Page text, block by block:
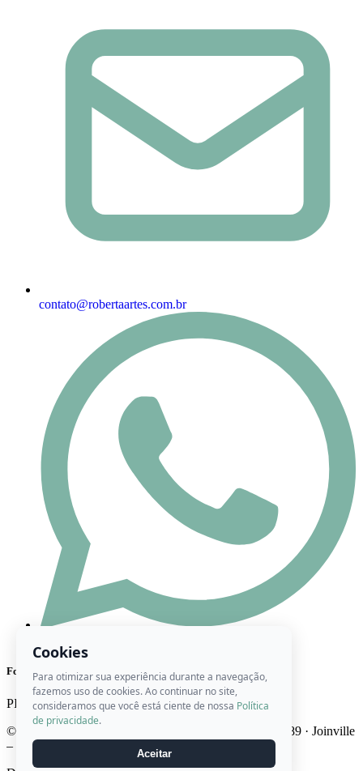
contato@robertaartes.com.br
Formas de Pagamento
PIX Cartão Boleto
© 2026 Ateliê Roberta Artes · CNPJ 22.746.947/0001-89 · Joinville
– SC · Brasil
Cookies
Para otimizar sua experiência durante a navegação,
fazemos uso de cookies. Ao continuar no site,
consideramos que você está ciente de nossa Política
de privacidade.
Aceitar